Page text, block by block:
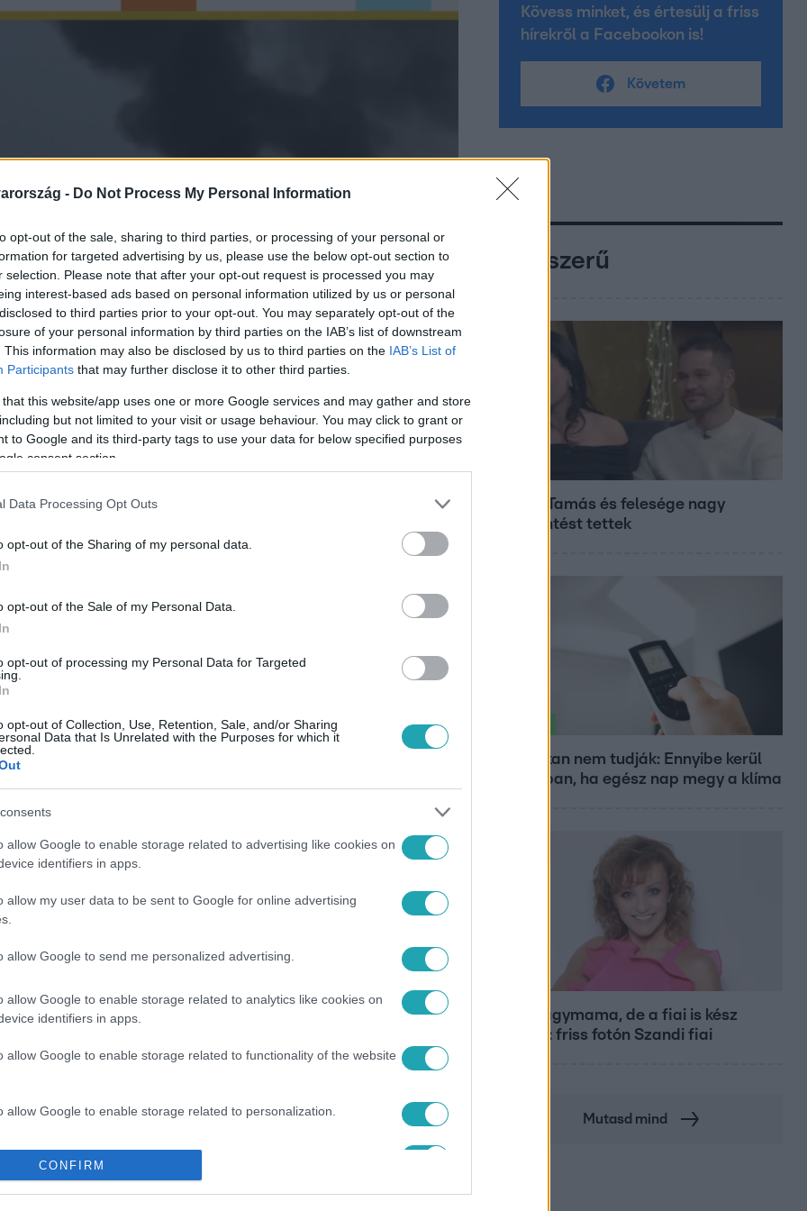
- Do Not Process My Personal Information
opt-out of the sale, sharing to third parties, or processing of your personal or
for targeted advertising by us, please use the below opt-out section to
selection. Please note that after your opt-out request is processed you may
interest-based ads based on personal information utilized by us or personal
to third parties prior to your opt-out. You may separately opt-out of the
of your personal information by third parties on the IAB’s list of downstream
This information may also be disclosed by us to third parties on the IAB’s List of
Participants that may further disclose it to other third parties.
that this website/app uses one or more Google services and may gather and store
but not limited to your visit or usage behaviour. You may click to grant or
to Google and its third-party tags to use your data for below specified purposes
consent section.
Data Processing Opt Outs
opt-out of the Sharing of my personal data.
opt-out of the Sale of my Personal Data.
opt-out of processing my Personal Data for Targeted
opt-out of Collection, Use, Retention, Sale, and/or Sharing
Data that Is Unrelated with the Purposes for which it
allow Google to enable storage related to advertising like cookies on
identifiers in apps.
allow my user data to be sent to Google for online advertising
allow Google to send me personalized advertising.
allow Google to enable storage related to analytics like cookies on
identifiers in apps.
allow Google to enable storage related to functionality of the website
allow Google to enable storage related to personalization.
allow Google to enable storage related to security, including
functionality and fraud prevention, and other user protection.
CONFIRM
nyugalom még nem tért vissza Tel-Aviv
Izrael-szakértő a helyszínről. Mint
úgy, hogy nem kellett óvóhelyre
ott van a mindennapokban. Egy közeli
a házukat, ablakok és ajtók törtek be a
támogatja a válaszcsapást Irán ellen,
része Izrael elpusztítása.
legyen a Google-találatokban!
#IZRAEL #IRÁN #HÁBORÚ
Kövess minket, és értesülj a friss
hírekről a Facebookon is!
Követem
Népszerű
Veréb Tamás és felesége nagy
bejelentést tettek
Ezt sokan nem tudják: Ennyibe kerül
valójában, ha egész nap megy a klíma
Már nagymama, de a fiai is kész
férfiak: friss fotón Szandi fiai
Mutasd mind